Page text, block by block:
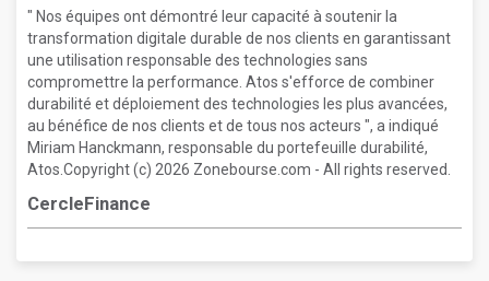
" Nos équipes ont démontré leur capacité à soutenir la
transformation digitale durable de nos clients en garantissant
une utilisation responsable des technologies sans
compromettre la performance. Atos s'efforce de combiner
durabilité et déploiement des technologies les plus avancées,
au bénéfice de nos clients et de tous nos acteurs ", a indiqué
Miriam Hanckmann, responsable du portefeuille durabilité,
Atos.Copyright (c) 2026 Zonebourse.com - All rights reserved.
CercleFinance